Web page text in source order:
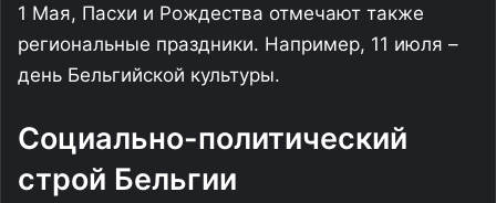
1 Мая, Пасхи и Рождества отмечают также
региональные праздники. Например, 11 июля –
день Бельгийской культуры.
Социально-политический
строй Бельгии